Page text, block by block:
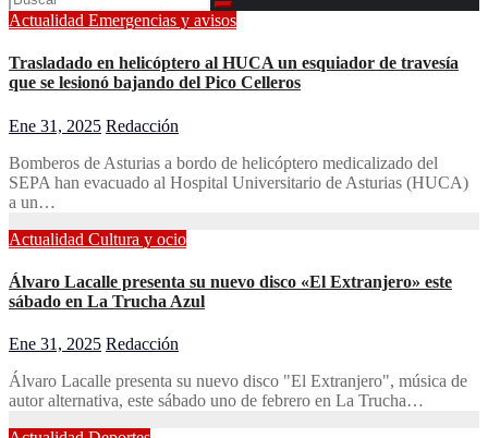
Actualidad Emergencias y avisos
Trasladado en helicóptero al HUCA un esquiador de travesía
que se lesionó bajando del Pico Celleros
Ene 31, 2025 Redacción
Bomberos de Asturias a bordo de helicóptero medicalizado del
SEPA han evacuado al Hospital Universitario de Asturias (HUCA)
a un…
Actualidad Cultura y ocio
Álvaro Lacalle presenta su nuevo disco «El Extranjero» este
sábado en La Trucha Azul
Ene 31, 2025 Redacción
Álvaro Lacalle presenta su nuevo disco "El Extranjero", música de
autor alternativa, este sábado uno de febrero en La Trucha…